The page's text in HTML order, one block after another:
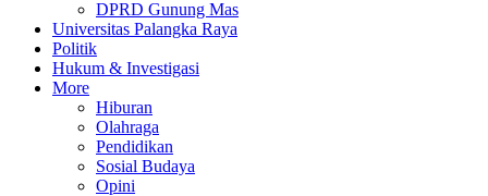
DPRD Gunung Mas
Universitas Palangka Raya
Politik
Hukum & Investigasi
More
Hiburan
Olahraga
Pendidikan
Sosial Budaya
Opini